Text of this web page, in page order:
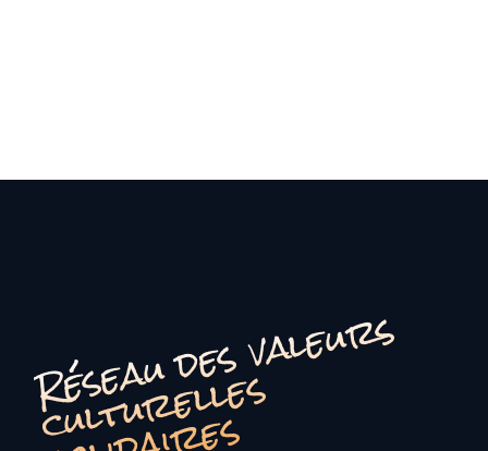
R
é
s
e
a
u
d
e
s
v
a
l
e
u
r
s
c
u
l
t
u
r
e
l
l
e
s
s
o
li
d
ai
r
e